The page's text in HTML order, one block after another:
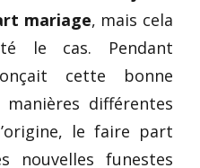
mariage, mais cela
le cas. Pendant
cette bonne
différentes
le faire part
nouvelles funestes